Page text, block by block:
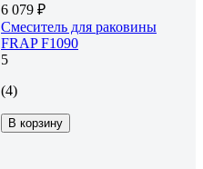
6 079 ₽
Смеситель для раковины
FRAP F1090
5
(4)
В корзину